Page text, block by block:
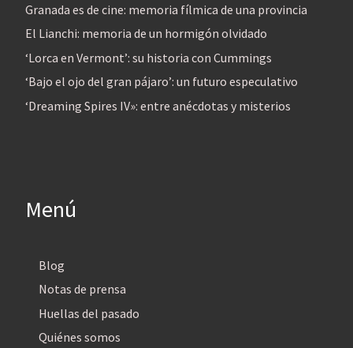
Granada es de cine: memoria fílmica de una provincia
El Lianchi: memoria de un hormigón olvidado
‘Lorca en Vermont’: su historia con Cummings
‘Bajo el ojo del gran pájaro’: un futuro especulativo
‘Dreaming Spires IV»: entre anécdotas y misterios
Menú
Blog
Notas de prensa
Huellas del pasado
Quiénes somos